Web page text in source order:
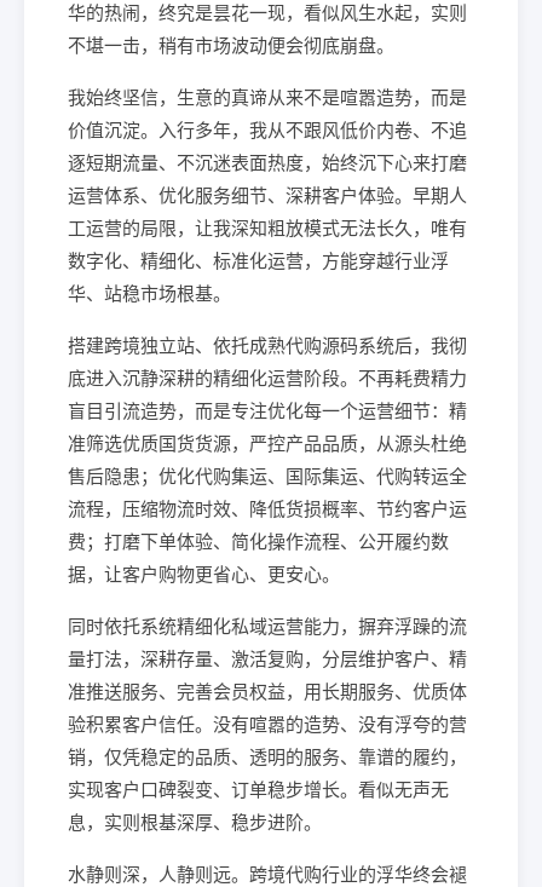
华的热闹，终究是昙花一现，看似风生水起，实则
不堪一击，稍有市场波动便会彻底崩盘。
我始终坚信，生意的真谛从来不是喧嚣造势，而是
价值沉淀。入行多年，我从不跟风低价内卷、不追
逐短期流量、不沉迷表面热度，始终沉下心来打磨
运营体系、优化服务细节、深耕客户体验。早期人
工运营的局限，让我深知粗放模式无法长久，唯有
数字化、精细化、标准化运营，方能穿越行业浮
华、站稳市场根基。
搭建跨境独立站、依托成熟代购源码系统后，我彻
底进入沉静深耕的精细化运营阶段。不再耗费精力
盲目引流造势，而是专注优化每一个运营细节：精
准筛选优质国货货源，严控产品品质，从源头杜绝
售后隐患；优化代购集运、国际集运、代购转运全
流程，压缩物流时效、降低货损概率、节约客户运
费；打磨下单体验、简化操作流程、公开履约数
据，让客户购物更省心、更安心。
同时依托系统精细化私域运营能力，摒弃浮躁的流
量打法，深耕存量、激活复购，分层维护客户、精
准推送服务、完善会员权益，用长期服务、优质体
验积累客户信任。没有喧嚣的造势、没有浮夸的营
销，仅凭稳定的品质、透明的服务、靠谱的履约，
实现客户口碑裂变、订单稳步增长。看似无声无
息，实则根基深厚、稳步进阶。
水静则深，人静则远。跨境代购行业的浮华终会褪